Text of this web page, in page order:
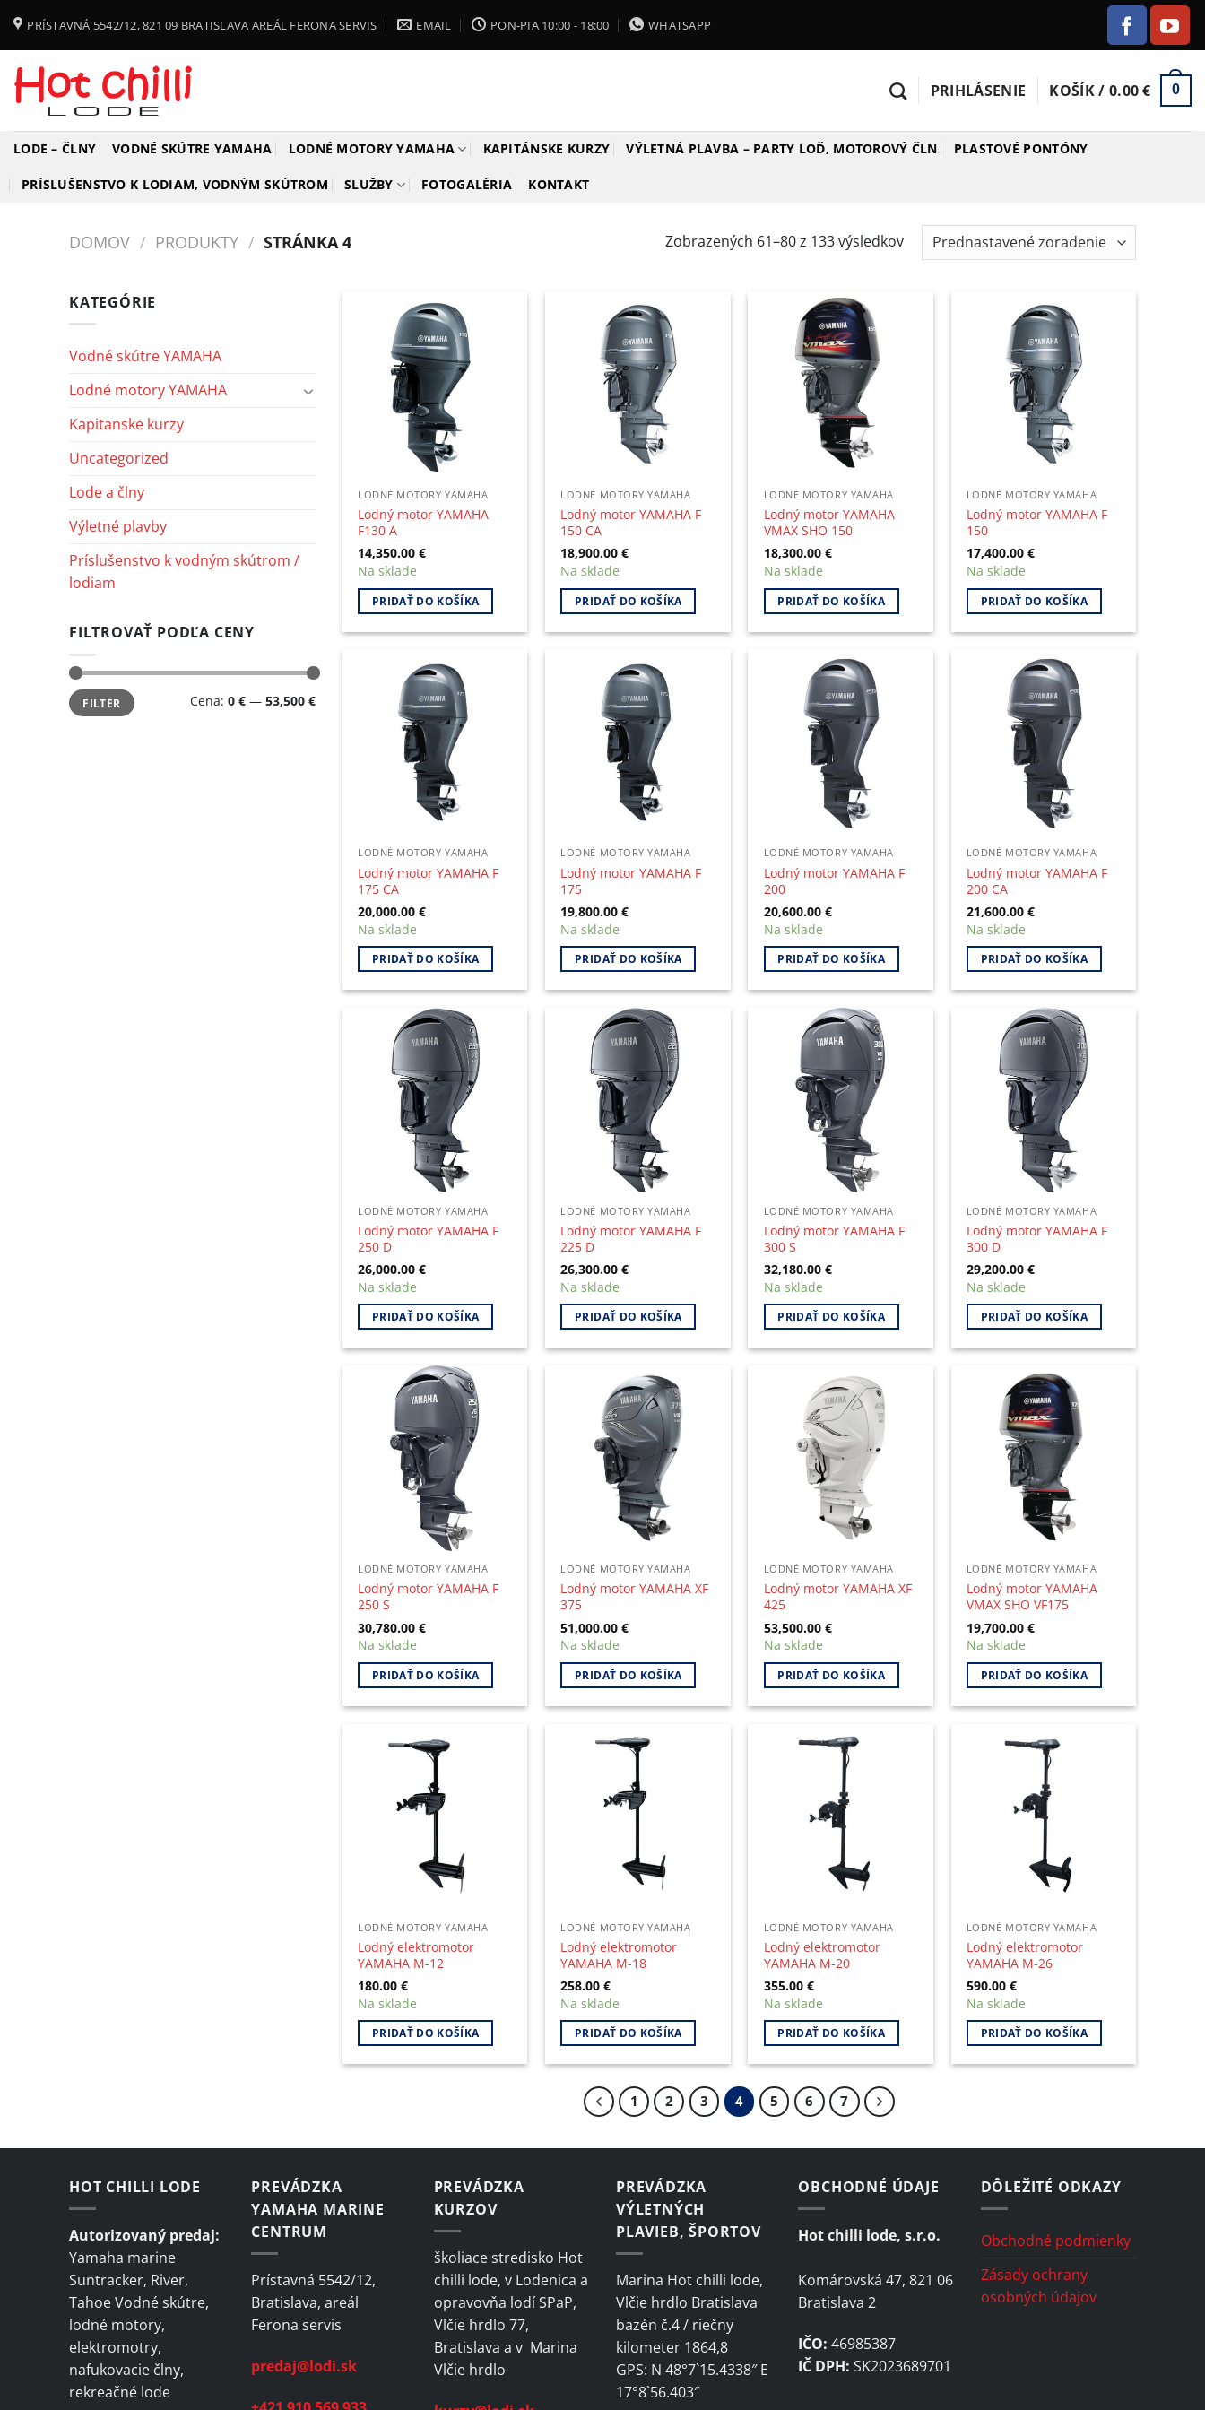
content
PRÍSTAVNÁ 5542/12, 821 09 BRATISLAVA AREÁL FERONA SERVIS EMAIL PON-PIA 10:00 - 18:00 WHATSAPP
PRIHLÁSENIE KOŠÍK / 0.00€ 0
LODE – ČLNY VODNÉ SKÚTRE YAMAHA LODNÉ MOTORY YAMAHA KAPITÁNSKE KURZY VÝLETNÁ PLAVBA – PARTY LOĎ, MOTOROVÝ ČLN PLASTOVÉ PONTÓNY
PRÍSLUŠENSTVO K LODIAM, VODNÝM SKÚTROM SLUŽBY FOTOGALÉRIA KONTAKT
DOMOV / PRODUKTY / STRÁNKA 4 Zobrazených 61–80 z 133 výsledkov
KATEGÓRIE
Vodné skútre YAMAHA
Lodné motory YAMAHA
Kapitanske kurzy
Uncategorized
Lode a člny
Výletné plavby
Príslušenstvo k vodným skútrom /
lodiam
FILTROVAŤ PODĽA CENY
Minimálna
cena
Maximálna
cenaFILTER Cena: 0 € — 53,500 €
LODNÉ MOTORY YAMAHA
Lodný motor YAMAHA
F130 A
14,350.00€
Na sklade
PRIDAŤ DO KOŠÍKA
LODNÉ MOTORY YAMAHA
Lodný motor YAMAHA F
150 CA
18,900.00€
Na sklade
PRIDAŤ DO KOŠÍKA
LODNÉ MOTORY YAMAHA
Lodný motor YAMAHA
VMAX SHO 150
18,300.00 €
Na sklade
PRIDAŤ DO KOŠÍKA
LODNÉ MOTORY YAMAHA
Lodný motor YAMAHA F
150
17,400.00 €
Na sklade
PRIDAŤ DO KOŠÍKA
LODNÉ MOTORY YAMAHA
Lodný motor YAMAHA F
175 CA
20,000.00€
Na sklade
PRIDAŤ DO KOŠÍKA
LODNÉ MOTORY YAMAHA
Lodný motor YAMAHA F
175
19,800.00€
Na sklade
PRIDAŤ DO KOŠÍKA
LODNÉ MOTORY YAMAHA
Lodný motor YAMAHA F
200
20,600.00 €
Na sklade
PRIDAŤ DO KOŠÍKA
LODNÉ MOTORY YAMAHA
Lodný motor YAMAHA F
200 CA
21,600.00 €
Na sklade
PRIDAŤ DO KOŠÍKA
LODNÉ MOTORY YAMAHA
Lodný motor YAMAHA F
250 D
26,000.00€
Na sklade
PRIDAŤ DO KOŠÍKA
LODNÉ MOTORY YAMAHA
Lodný motor YAMAHA F
225 D
26,300.00€
Na sklade
PRIDAŤ DO KOŠÍKA
LODNÉ MOTORY YAMAHA
Lodný motor YAMAHA F
300 S
32,180.00 €
Na sklade
PRIDAŤ DO KOŠÍKA
LODNÉ MOTORY YAMAHA
Lodný motor YAMAHA F
300 D
29,200.00 €
Na sklade
PRIDAŤ DO KOŠÍKA
LODNÉ MOTORY YAMAHA
Lodný motor YAMAHA F
250 S
30,780.00€
Na sklade
PRIDAŤ DO KOŠÍKA
LODNÉ MOTORY YAMAHA
Lodný motor YAMAHA XF
375
51,000.00€
Na sklade
PRIDAŤ DO KOŠÍKA
LODNÉ MOTORY YAMAHA
Lodný motor YAMAHA XF
425
53,500.00 €
Na sklade
PRIDAŤ DO KOŠÍKA
LODNÉ MOTORY YAMAHA
Lodný motor YAMAHA
VMAX SHO VF175
19,700.00 €
Na sklade
PRIDAŤ DO KOŠÍKA
LODNÉ MOTORY YAMAHA
Lodný elektromotor
YAMAHA M-12
180.00€
Na sklade
PRIDAŤ DO KOŠÍKA
LODNÉ MOTORY YAMAHA
Lodný elektromotor
YAMAHA M-18
258.00€
Na sklade
PRIDAŤ DO KOŠÍKA
LODNÉ MOTORY YAMAHA
Lodný elektromotor
YAMAHA M-20
355.00 €
Na sklade
PRIDAŤ DO KOŠÍKA
LODNÉ MOTORY YAMAHA
Lodný elektromotor
YAMAHA M-26
590.00 €
Na sklade
PRIDAŤ DO KOŠÍKA
1 2 3 4 5 6 7
HOT CHILLI LODE
Autorizovaný predaj:
Yamaha marine
Suntracker, River,
Tahoe Vodné skútre,
lodné motory,
elektromotry,
nafukovacie člny,
rekreačné lode
PREVÁDZKA
YAMAHA MARINE
CENTRUM
Prístavná 5542/12,
Bratislava, areál
Ferona servis
predaj@lodi.sk
PREVÁDZKA
KURZOV
školiace stredisko Hot
chilli lode, v Lodenica a
opravovňa lodí SPaP,
Vlčie hrdlo 77,
Bratislava a v Marina
Vlčie hrdlo
PREVÁDZKA
VÝLETNÝCH
PLAVIEB, ŠPORTOV
Marina Hot chilli lode,
Vlčie hrdlo Bratislava
bazén č.4 / riečny
kilometer 1864,8
GPS: N 48°7`15.4338″ E
17°8`56.403″
OBCHODNÉ ÚDAJE
Hot chilli lode, s.r.o.
Komárovská 47, 821 06
Bratislava 2
IČO: 46985387
IČ DPH: SK2023689701
DÔLEŽITÉ ODKAZY
Obchodné podmienky
Zásady ochrany
osobných údajov